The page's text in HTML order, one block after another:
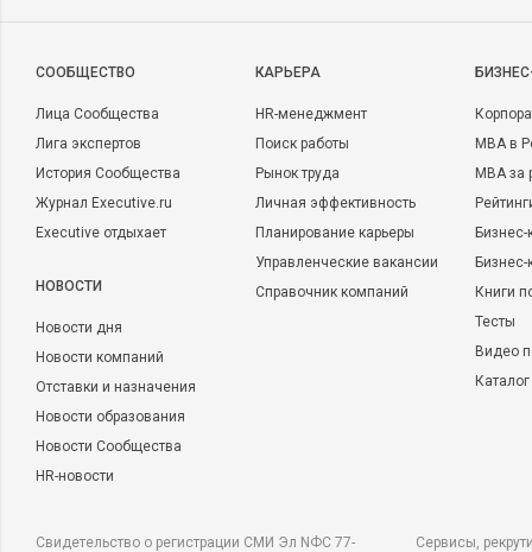
CООБЩЕСТВО
Лица Сообщества
Лига экспертов
История Сообщества
Журнал Executive.ru
Executive отдыхает
НОВОСТИ
Новости дня
Новости компаний
Отставки и назначения
Новости образования
Новости Сообщества
HR-новости
КАРЬЕРА
HR-менеджмент
Поиск работы
Рынок труда
Личная эффективность
Планирование карьеры
Управленческие вакансии
Справочник компаний
MBA в
MBA
Бизнес-
Книги
Тесты
Видео
Свидетельство о регистрации СМИ Эл NФС 77-
Сервисы,